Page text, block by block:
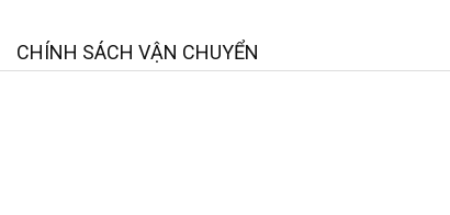
CHÍNH SÁCH VẬN CHUYỂN